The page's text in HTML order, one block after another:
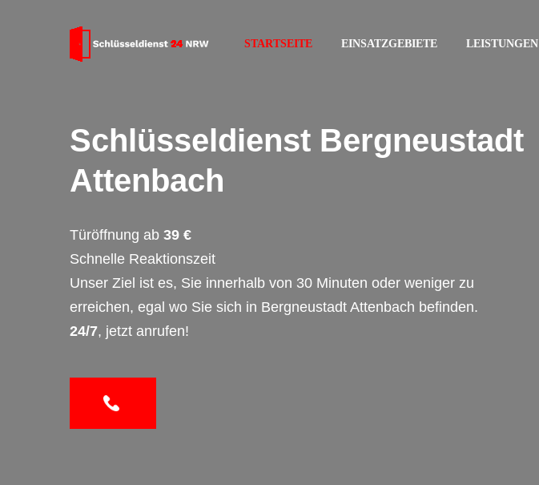
STARTSEITE EINSATZGEBIETE LEISTUNGEN
Schlüsseldienst Bergneustadt
Attenbach
Türöffnung ab 39 €
Schnelle Reaktionszeit
Unser Ziel ist es, Sie innerhalb von 30 Minuten oder weniger zu
erreichen, egal wo Sie sich in Bergneustadt Attenbach befinden.
24/7, jetzt anrufen!